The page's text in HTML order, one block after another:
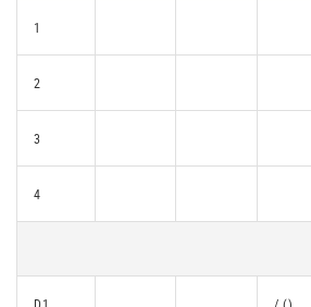
1
2
3
4